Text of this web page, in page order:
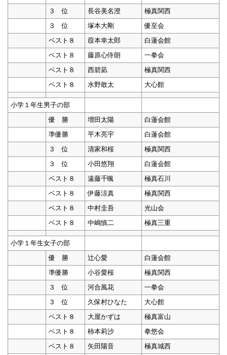
３ 位
長谷美名澄
極真関西
３ 位
塚本大剛
優至会
ベスト８
葭本幸太郎
白蓮会館
ベスト８
藤原心侍朗
一拳会
ベスト８
西碧凪
極真関西
ベスト８
水野敢太 大心館
小学１年生男子の部
優 勝
増田太陽
白蓮会館
準優勝
平木亮宇
白蓮会館
３ 位
清家和桜
極真関西
３ 位
小田悠翔
白蓮会館
ベスト８
遠藤千颯
極真石川
ベスト８
伊藤涼真
極真関西
ベスト８
中村圭吾
光山会
ベスト８
中嶋慎二 極真三重
小学１年生女子の部
優 勝
辻心愛
白蓮会館
準優勝
小谷愛桜
極真関西
３ 位
河合風花
一拳会
３ 位
久保村ひなた
大心館
ベスト８
大屋かずは
極真富山
ベスト８
柿本莉沙
拳悠会
ベスト８
矢田陽音 極真城西